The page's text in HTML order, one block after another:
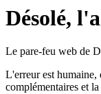
Désolé,
Le pare-feu web de
L'erreur est humaine,
complémentaires et